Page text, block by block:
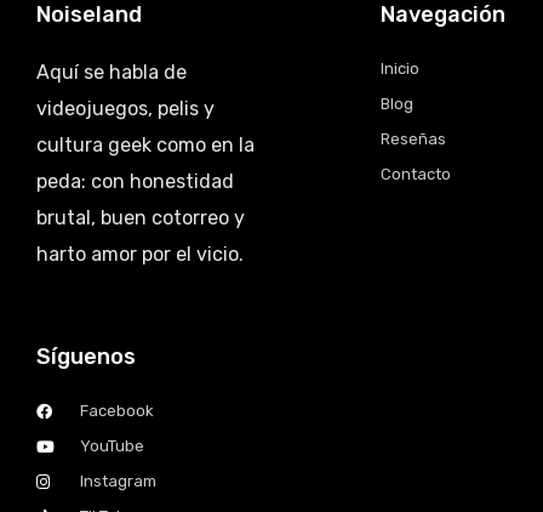
Noiseland
Aquí se habla de
videojuegos, pelis y
cultura geek como en la
peda: con honestidad
brutal, buen cotorreo y
harto amor por el vicio.
Navegación
Inicio
Blog
Reseñas
Contacto
Síguenos
Facebook
YouTube
Instagram